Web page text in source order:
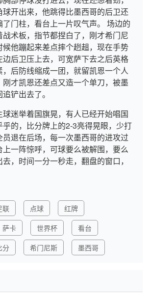
球开出来，他跳得比墨西哥的后卫还
门柱，看台上一片叹气声。 场边的
战术板，指节都捏白了，刚才希门尼
他蹦起来差点摔个趔趄，现在手势
后卫压上去，可宽萨下去之后英格
后防线缩成一团，就留凯恩一个人
才凯恩还差点又造一个单刀，被墨
铲出去了。
迷举着国旗晃，有人已经开始唱国
的，比分牌上的2-3亮得晃眼，少打
退在后场，每一次墨西哥的进攻过
一阵惊呼，可球要么被解围，要么
，时间一分一秒走，翻盘的窗口，
联 点球
红牌
萨卡 世界杯
看台
分 希门尼斯 墨西哥